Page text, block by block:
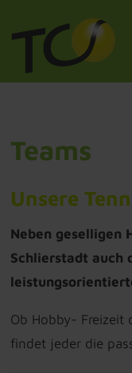
Teams
Unsere
Neben geselligen
Schlierstadt auch
Ob Hobby- Freizeit
findet jeder die